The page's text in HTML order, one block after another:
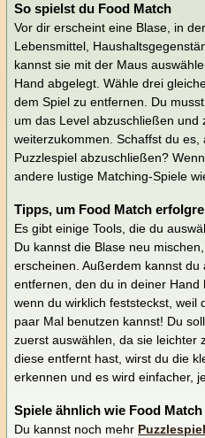
So spielst du Food Match
Vor dir erscheint eine Blase, in
Lebensmittel,
kannst sie mit der Maus
Hand abgelegt. Wähle drei
dem Spiel zu entfernen. Du
um das Level abzuschließen und
weiterzukommen. Schaffst du
Puzzlespiel abzuschließen?
andere lustige Matching-Spiele
Tipps, um Food Match
Es gibt einige Tools, die du
Du kannst die Blase neu
erscheinen. Außerdem kannst
entfernen, den du in deiner Hand
wenn du wirklich feststeckst, weil
paar Mal benutzen kannst! Du
zuerst auswählen, da sie leichter
diese entfernt hast, wirst du die
erkennen und es wird einfacher,
Spiele ähnlich wie Food Match
Du kannst noch mehr